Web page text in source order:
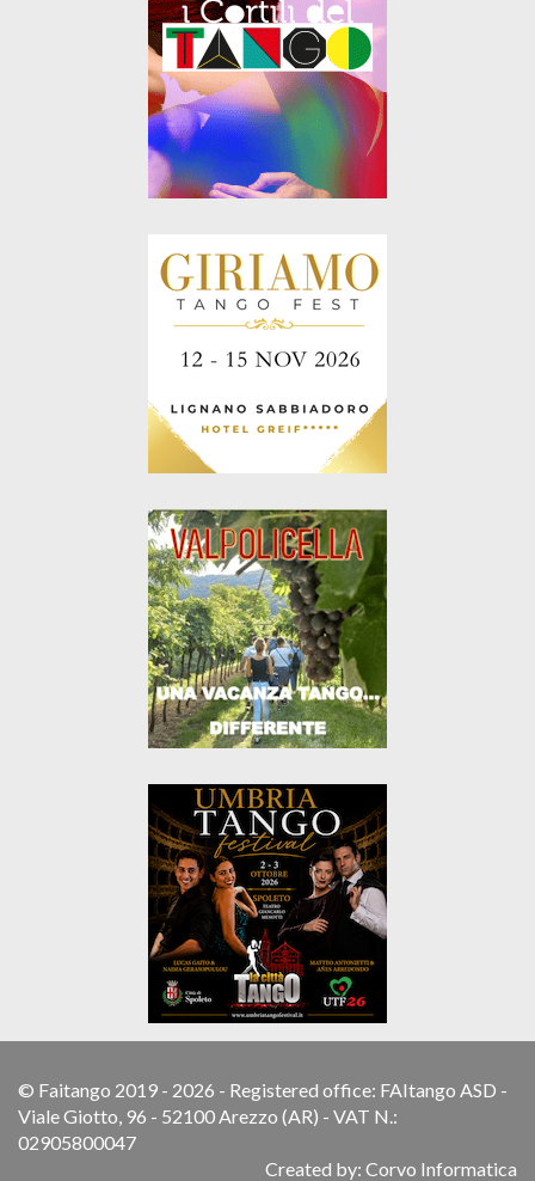
© Faitango 2019 - 2026 - Registered office: FAItango ASD -
Viale Giotto, 96 - 52100 Arezzo (AR) - VAT N.:
02905800047
Created by: Corvo Informatica